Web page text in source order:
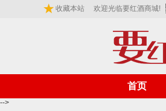
收藏本站 欢迎光临要红酒商城!
首页
-->